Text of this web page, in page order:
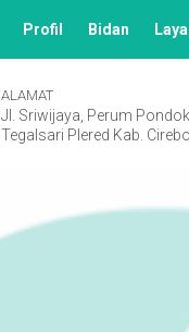
Profil Bidan
ALAMAT
Jl. Sriwijaya, Perum
Tegalsari Plered Kab.